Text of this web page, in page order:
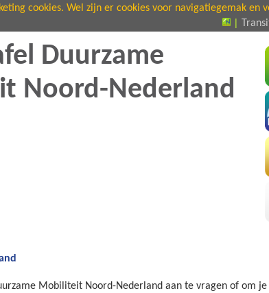
cookies. Wel zijn er cookies voor navigatiegemak en
Duurzame
Noord-Nederland
Mobiliteit Noord-Nederland aan te vragen of om